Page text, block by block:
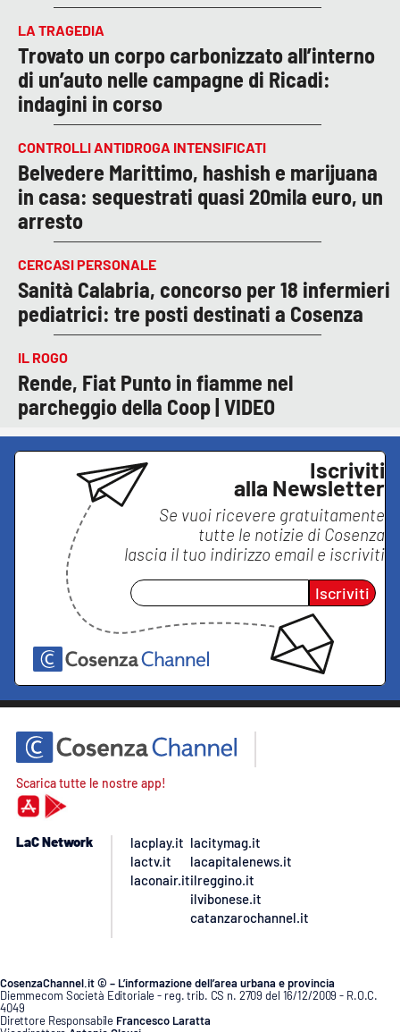
LA TRAGEDIA
Trovato un corpo carbonizzato all’interno
di un’auto nelle campagne di Ricadi:
indagini in corso
CONTROLLI ANTIDROGA INTENSIFICATI
Belvedere Marittimo, hashish e marijuana
in casa: sequestrati quasi 20mila euro, un
arresto
CERCASI PERSONALE
Sanità Calabria, concorso per 18 infermieri
pediatrici: tre posti destinati a Cosenza
IL ROGO
Rende, Fiat Punto in fiamme nel
parcheggio della Coop | VIDEO
Iscriviti
alla Newsletter
Se vuoi ricevere gratuitamente
tutte le notizie di Cosenza
lascia il tuo indirizzo email e iscriviti
Iscriviti
Scarica tutte le nostre app!
LaC Network
lacplay.it
lactv.it
laconair.it
lacitymag.it
lacapitalenews.it
ilreggino.it
ilvibonese.it
catanzarochannel.it
CosenzaChannel.it © – L’informazione dell’area urbana e provincia
Diemmecom Società Editoriale - reg. trib. CS n. 2709 del 16/12/2009 - R.O.C.
4049
Direttore Responsabile Francesco Laratta